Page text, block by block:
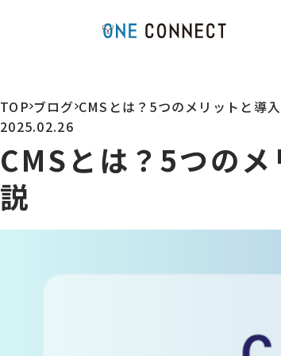
TOP>ブログ>CMSとは？5つのメリットと導
2025.02.26
CMSとは？5つの
説